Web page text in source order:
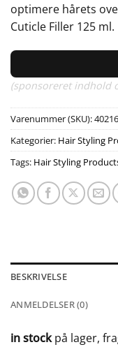
optimere hårets
Cuticle Filler 125 ml.
(sponsoreret indhold
Varenummer (SKU):
Kategorier: Hair Styling
Tags: Hair Styling
BESKRIVELSE
ANMELDELSER (0)
in stockpå lager,